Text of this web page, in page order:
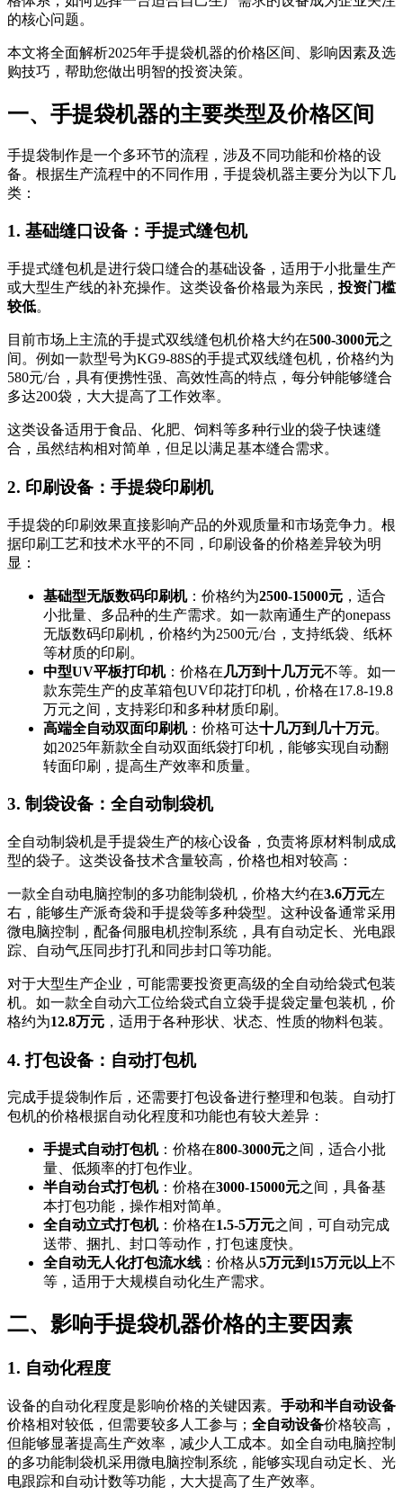
的核心问题。
本文将全面解析2025年手提袋机器的价格区间、影响因素及选
购技巧，帮助您做出明智的投资决策。
一、手提袋机器的主要类型及价格区间
手提袋制作是一个多环节的流程，涉及不同功能和价格的设
备。根据生产流程中的不同作用，手提袋机器主要分为以下几
类：
1. 基础缝口设备：手提式缝包机
手提式缝包机是进行袋口缝合的基础设备，适用于小批量生产
或大型生产线的补充操作。这类设备价格最为亲民，投资门槛
较低。
目前市场上主流的手提式双线缝包机价格大约在500-3000元之
间。例如一款型号为KG9-88S的手提式双线缝包机，价格约为
580元/台，具有便携性强、高效性高的特点，每分钟能够缝合
多达200袋，大大提高了工作效率。
这类设备适用于食品、化肥、饲料等多种行业的袋子快速缝
合，虽然结构相对简单，但足以满足基本缝合需求。
2. 印刷设备：手提袋印刷机
手提袋的印刷效果直接影响产品的外观质量和市场竞争力。根
据印刷工艺和技术水平的不同，印刷设备的价格差异较为明
显：
基础型无版数码印刷机：价格约为2500-15000元 ，适合
小批量、多品种的生产需求。如一款南通生产的onepass
无版数码印刷机，价格约为2500元/台，支持纸袋、纸杯
等材质的印刷。
中型UV平板打印机：价格在 几万到十几万元不等。如一
款东莞生产的皮革箱包UV印花打印机，价格在17.8-19.8
万元之间，支持彩印和多种材质印刷。
高端全自动双面印刷机：价格可达十几万到几十万元。
如2025年新款全自动双面纸袋打印机，能够实现自动翻
转面印刷，提高生产效率和质量。
3. 制袋设备：全自动制袋机
全自动制袋机是手提袋生产的核心设备，负责将原材料制成成
型的袋子。这类设备技术含量较高，价格也相对较高：
一款全自动电脑控制的多功能制袋机，价格大约在3.6万元左
右，能够生产派奇袋和手提袋等多种袋型。这种设备通常采用
微电脑控制，配备伺服电机控制系统，具有自动定长、光电跟
踪、自动气压同步打孔和同步封口等功能。
对于大型生产企业，可能需要投资更高级的全自动给袋式包装
机。如一款全自动六工位给袋式自立袋手提袋定量包装机，价
格约为12.8万元 ，适用于各种形状、状态、性质的物料包装。
4. 打包设备：自动打包机
完成手提袋制作后，还需要打包设备进行整理和包装。自动打
包机的价格根据自动化程度和功能也有较大差异：
手提式自动打包机：价格在800-3000元之间，适合小批
量、低频率的打包作业。
半自动台式打包机：价格在3000-15000元之间，具备基
本打包功能，操作相对简单。
全自动立式打包机：价格在1.5-5万元之间，可自动完成
送带、捆扎、封口等动作，打包速度快。
全自动无人化打包流水线 ：价格从5万元到15万元以上不
等，适用于大规模自动化生产需求。
二、影响手提袋机器价格的主要因素
1. 自动化程度
设备的自动化程度是影响价格的关键因素。 手动和半自动设备
价格相对较低，但需要较多人工参与； 全自动设备价格较高，
但能够显著提高生产效率，减少人工成本。如全自动电脑控制
的多功能制袋机采用微电脑控制系统，能够实现自动定长、光
电跟踪和自动计数等功能，大大提高了生产效率。